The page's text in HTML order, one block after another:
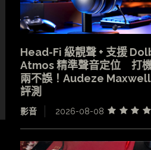
Head-Fi 級靚聲 + 支援
Atmos 精準聲音定位 打
兩不誤！Audeze Maxwell
評測
影音 2026-08-08